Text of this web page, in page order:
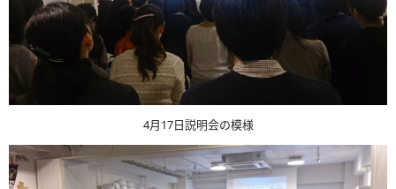
4月17日説明会の模様